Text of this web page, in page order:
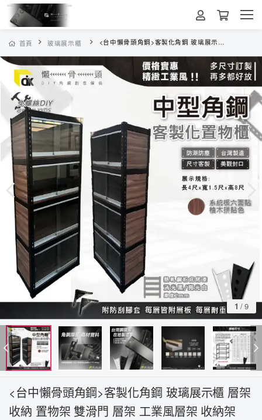
首頁 玻璃展示櫃 <台中懶骨頭角鋼>客製化角鋼 玻璃展示櫃 層架收納 置物架 雙滑門 層架 工業風層架 收納架 (黑色/白色)DIY家具
1 /9
<台中懶骨頭角鋼>客製化角鋼 玻璃展示櫃 層架
收納 置物架 雙滑門 層架 工業風層架 收納架